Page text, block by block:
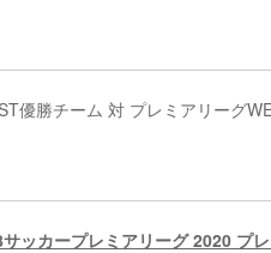
優勝チーム 対 プレミアリーグ
ッカープレミアリーグ 2020 プ